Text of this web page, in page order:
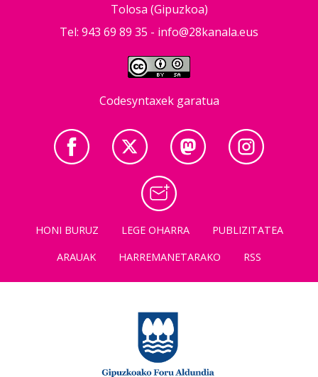
Tolosa (Gipuzkoa)
Tel: 943 69 89 35 - info@28kanala.eus
Codesyntaxek garatua
HONI BURUZ LEGE OHARRA
PUBLIZITATEA
ARAUAK
HARREMANETARAKO RSS